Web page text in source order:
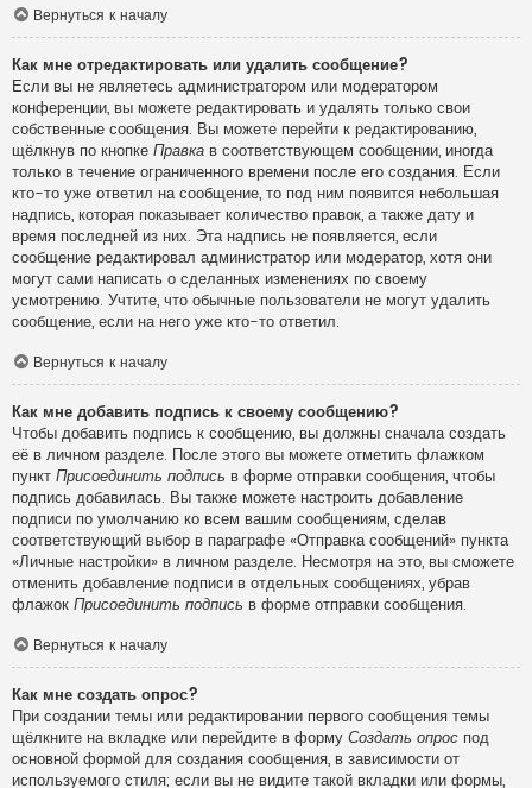
Вернуться к началу
Как мне отредактировать или удалить сообщение?
Если вы не являетесь администратором или модератором
конференции, вы можете редактировать и удалять только свои
собственные сообщения. Вы можете перейти к редактированию,
щёлкнув по кнопке Правка в соответствующем сообщении, иногда
только в течение ограниченного времени после его создания. Если
кто-то уже ответил на сообщение, то под ним появится небольшая
надпись, которая показывает количество правок, а также дату и
время последней из них. Эта надпись не появляется, если
сообщение редактировал администратор или модератор, хотя они
могут сами написать о сделанных изменениях по своему
усмотрению. Учтите, что обычные пользователи не могут удалить
сообщение, если на него уже кто-то ответил.
Вернуться к началу
Как мне добавить подпись к своему сообщению?
Чтобы добавить подпись к сообщению, вы должны сначала создать
её в личном разделе. После этого вы можете отметить флажком
пункт Присоединить подпись в форме отправки сообщения, чтобы
подпись добавилась. Вы также можете настроить добавление
подписи по умолчанию ко всем вашим сообщениям, сделав
соответствующий выбор в параграфе «Отправка сообщений» пункта
«Личные настройки» в личном разделе. Несмотря на это, вы сможете
отменить добавление подписи в отдельных сообщениях, убрав
флажок Присоединить подпись в форме отправки сообщения.
Вернуться к началу
Как мне создать опрос?
При создании темы или редактировании первого сообщения темы
щёлкните на вкладке или перейдите в форму Создать опрос под
основной формой для создания сообщения, в зависимости от
используемого стиля; если вы не видите такой вкладки или формы,